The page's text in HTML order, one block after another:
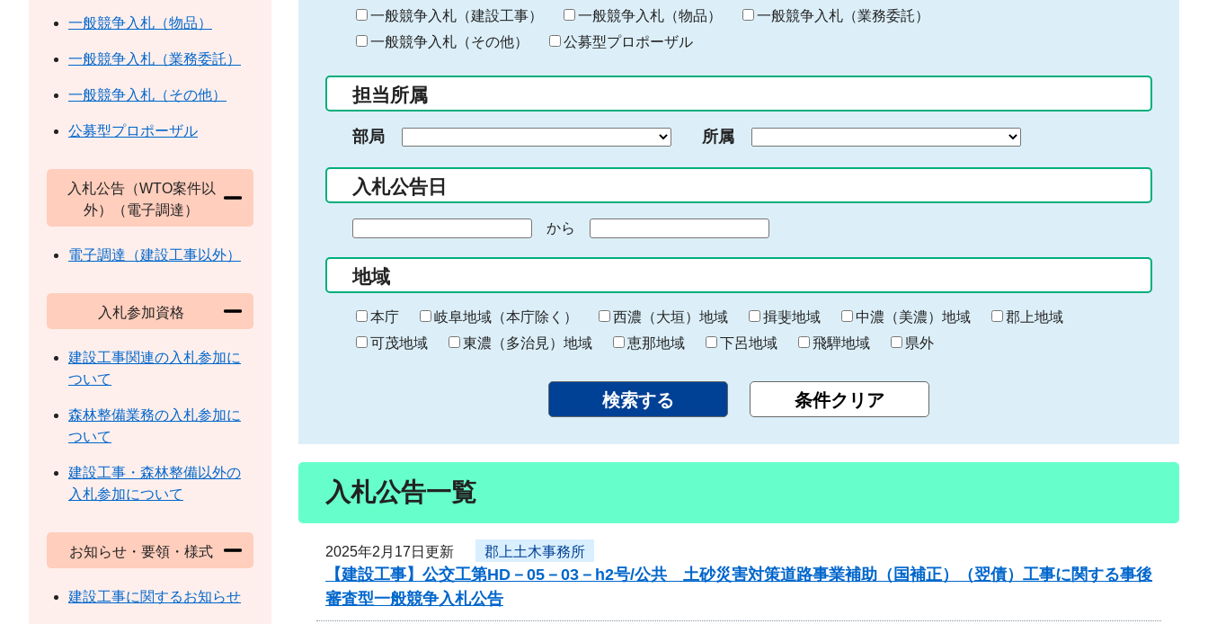
キ
ー
ー
入
力
一般競争入札（建設工事） 一般競争入札（物品）
一般競争入札（業務委託）
一般競争入札（その他）
公募型プロポーザル
担当所属
部局 所属
入札公告日
の
始
ま
り
から
終
わ
り
地域
本庁 岐阜地域（本庁除く） 西濃（大垣）地域 揖斐地域 中濃（美濃）地域
郡上地域
可茂地域
東濃（多治見）地域 恵那地域 下呂地域 飛騨地域 県外
入札公告一覧
2025年2月17日更新 郡上土木事務所
【建設工事】公交工第HD－05－03－h2号/公共 土砂災害対策道路事業補助（国補正）（翌債）工事に関する事後
審査型一般競争入札公告
一般競争入札（物品）
一般競争入札（業務委託）
一般競争入札（その他）
公募型プロポーザル
入札公告（WTO案件以
外）（電子調達）
電子調達（建設工事以外）
入札参加資格
建設工事関連の入札参加に
ついて
森林整備業務の入札参加に
ついて
建設工事・森林整備以外の
入札参加について
お知らせ・要領・様式
建設工事に関するお知らせ